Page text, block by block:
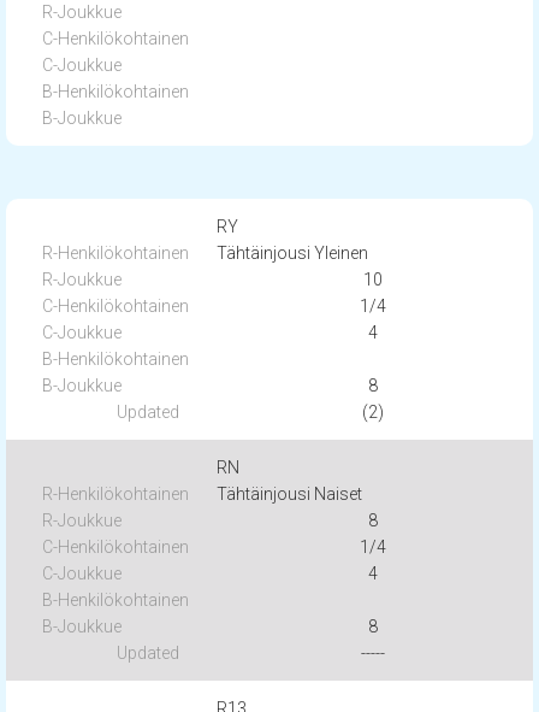
RY
Tähtäinjousi Yleinen
10
1/4
4
8
(2)
RN
Tähtäinjousi Naiset
8
1/4
4
8
-----